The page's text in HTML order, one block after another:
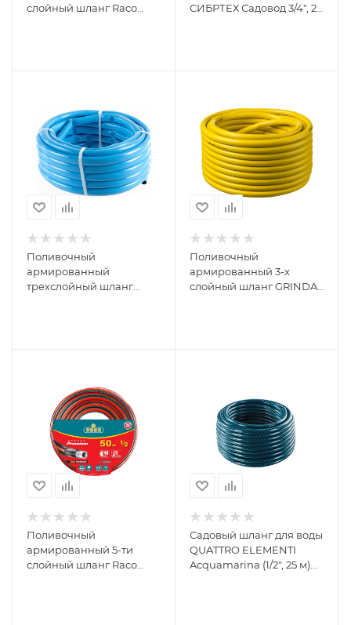
слойный шланг Raco
СИБРТЕХ Садовод 3/4", 25
Поливочный
армированный
трехслойный шланг
Поливочный
армированный 3-х
слойный шланг GRINDA
Поливочный
армированный 5-ти
слойный шланг Raco
Садовый шланг для воды
QUATTRO ELEMENTI
Acquamarina (1/2", 25 м)